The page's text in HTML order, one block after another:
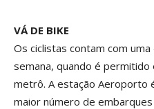
VÁ DE BIKE
Os ciclistas contam com
semana, quando é
metrô. A estação Aeroporto
maior número de